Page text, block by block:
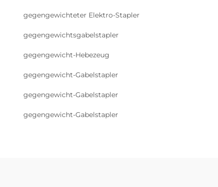
gegengewichteter Elektro-Stapler
gegengewichtsgabelstapler
gegengewicht-Hebezeug
gegengewicht-Gabelstapler
gegengewicht-Gabelstapler
gegengewicht-Gabelstapler